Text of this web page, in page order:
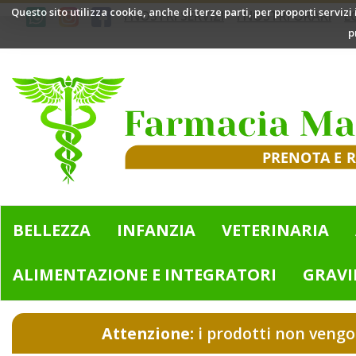
Passa
Questo sito utilizza cookie, anche di terze parti, per proporti
I NOSTRI SERVIZI I NOSTRI ORARI
Mazzini
Bologna
BELLEZZA INFANZIA VETERINARIA
ALIMENTAZIONE E INTEGRATORI
Attenzione: i prodotti non